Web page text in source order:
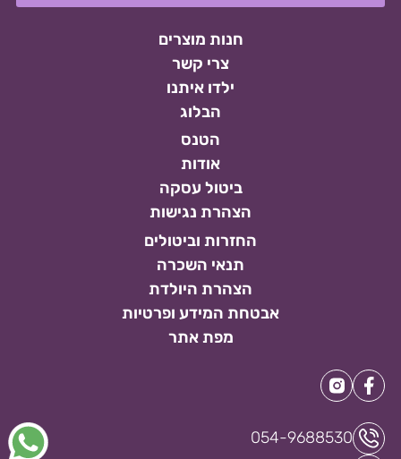
חנות מוצרים
צרי קשר
ילדו איתנו
הבלוג
הטנס
אודות
ביטול עסקה
הצהרת נגישות
החזרות וביטולים
תנאי השכרה
הצהרת היולדת
אבטחת המידע ופרטיות
מפת אתר
054-9688530